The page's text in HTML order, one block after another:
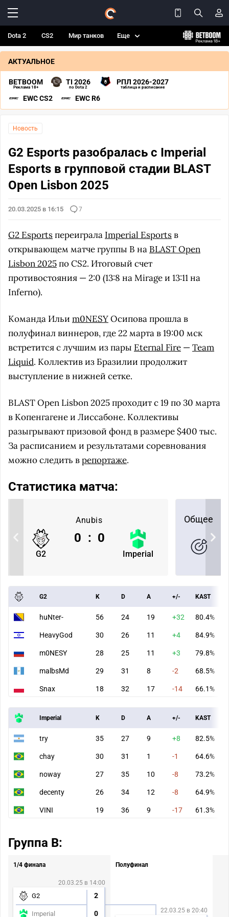
Dota 2 CS2 Мир танков Еще
АКТУАЛЬНОЕ
BETBOOM
Реклама 18+
TI 2026
по Dota 2
РПЛ 2026-2027
таблица и расписание
EWC CS2 EWC R6
Новость
G2 Esports разобралась с Imperial
Esports в групповой стадии BLAST
Open Lisbon 2025
20.03.2025 в 16:15 7
G2 Esportsпереиграла Imperial Esportsв
открывающем матче группы В на BLAST Open
Lisbon 2025по CS2. Итоговый счет
противостояния — 2:0 (13:8 на Mirage и 13:11 на
Inferno).
Команда Ильи m0NESYОсипова прошла в
полуфинал виннеров, где 22 марта в 19:00 мск
встретится с лучшим из пары Eternal Fire —Team
Liquid. Коллектив из Бразилии продолжит
выступление в нижней сетке.
BLAST Open Lisbon 2025 проходит с 19 по 30 марта
в Копенгагене и Лиссабоне. Коллективы
разыгрывают призовой фонд в размере $400 тыс.
За расписанием и результатами соревнования
можно следить врепортаже.
Статистика матча:
Anubis
G2 Imperial
0 : 0
Общее
G2 K D A +/- KAST
huNter- 56 24 19 +32 80.4%
HeavyGod 30 26 11 +4 84.9%
m0NESY 28 25 11 +3 79.8%
malbsMd 29 31 8 -2 68.5%
Snax 18 32 17 -14 66.1%
Imperial K D A +/- KAST
try 35 27 9 +8 82.5%
chay 30 31 1 -1 64.6%
noway 27 35 10 -8 73.2%
decenty 26 34 12 -8 64.9%
VINI 19 36 9 -17 61.3%
Группа В:
1/4 финала
20.03.25 в 14:00
G2 2
Imperial 0
Полуфинал
22.03.25 в 20:40